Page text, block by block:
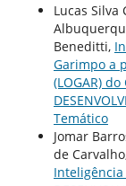
Lucas Silva
Beneditti,
Garimpo a
(LOGAR) do
Temático
Jomar
de